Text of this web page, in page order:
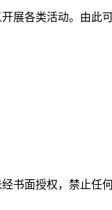
展各类活动。由
书面授权，禁止任